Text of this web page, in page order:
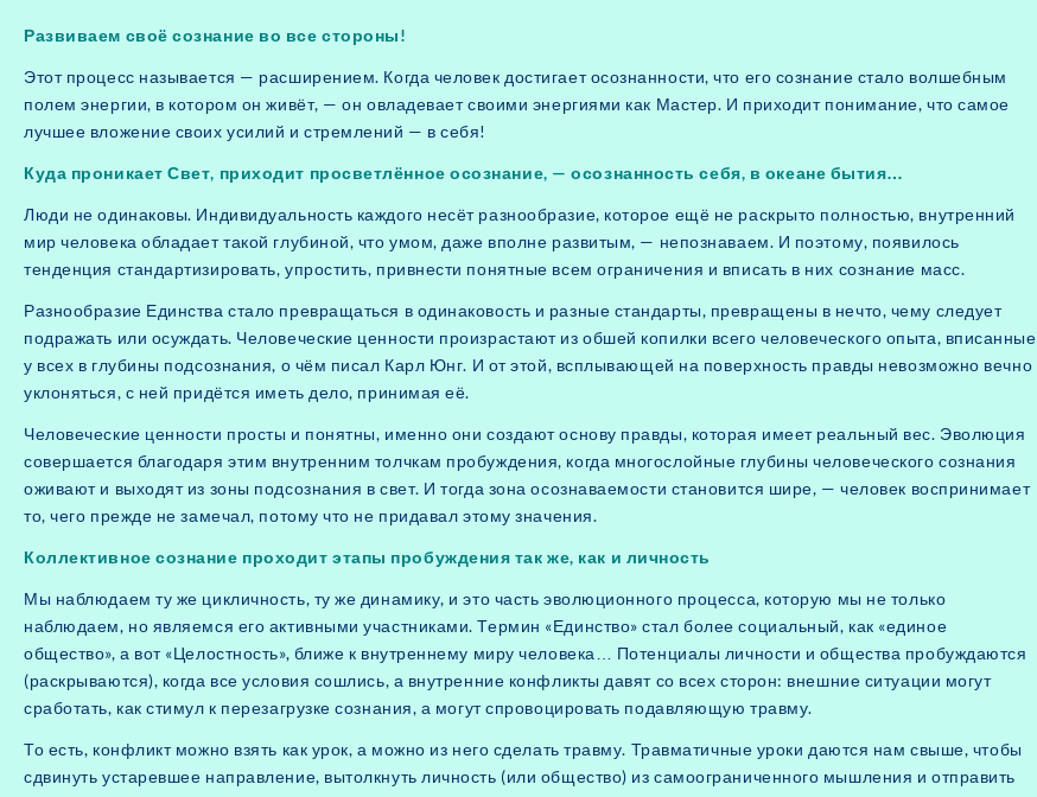
Развиваем своё сознание во все стороны!
Этот процесс называется — расширением. Когда человек достигает осознанности, что его сознание стало волшебным
полем энергии, в котором он живёт, — он овладевает своими энергиями как Мастер. И приходит понимание, что самое
лучшее вложение своих усилий и стремлений — в себя!
Куда проникает Свет, приходит просветлённое осознание, — осознанность себя, в океане бытия…
Люди не одинаковы. Индивидуальность каждого несёт разнообразие, которое ещё не раскрыто полностью, внутренний
мир человека обладает такой глубиной, что умом, даже вполне развитым, — непознаваем. И поэтому, появилось
тенденция стандартизировать, упростить, привнести понятные всем ограничения и вписать в них сознание масс.
Разнообразие Единства стало превращаться в одинаковость и разные стандарты, превращены в нечто, чему следует
подражать или осуждать. Человеческие ценности произрастают из обшей копилки всего человеческого опыта, вписанные
у всех в глубины подсознания, о чём писал Карл Юнг. И от этой, всплывающей на поверхность правды невозможно вечно
уклоняться, с ней придётся иметь дело, принимая её.
Человеческие ценности просты и понятны, именно они создают основу правды, которая имеет реальный вес. Эволюция
совершается благодаря этим внутренним толчкам пробуждения, когда многослойные глубины человеческого сознания
оживают и выходят из зоны подсознания в свет. И тогда зона осознаваемости становится шире, — человек воспринимает
то, чего прежде не замечал, потому что не придавал этому значения.
Коллективное сознание проходит этапы пробуждения так же, как и личность
Мы наблюдаем ту же цикличность, ту же динамику, и это часть эволюционного процесса, которую мы не только
наблюдаем, но являемся его активными участниками. Термин «Единство» стал более социальный, как «единое
общество», а вот «Целостность», ближе к внутреннему миру человека… Потенциалы личности и общества пробуждаются
(раскрываются), когда все условия сошлись, а внутренние конфликты давят со всех сторон: внешние ситуации могут
сработать, как стимул к перезагрузке сознания, а могут спровоцировать подавляющую травму.
То есть, конфликт можно взять как урок, а можно из него сделать травму. Травматичные уроки даются нам свыше, чтобы
сдвинуть устаревшее направление, вытолкнуть личность (или общество) из самоограниченного мышления и отправить